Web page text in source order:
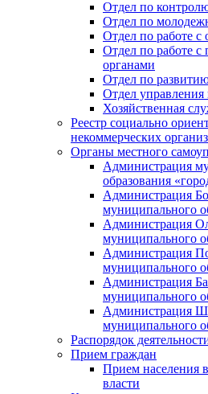
Отдел по
Отдел по
Отдел по работе
Отдел по работе с
органами
Отдел по
Отдел управления
Хозяйственная
Реестр социально
некоммерческих
Органы местного
Администрация
образования
Администрация
муниципального
Администрация
муниципального
Администрация
муниципального
Администрация
муниципального
Администрация
муниципального
Распорядок
Прием граждан
Прием населения
власти